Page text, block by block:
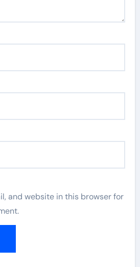
and website in this browser for